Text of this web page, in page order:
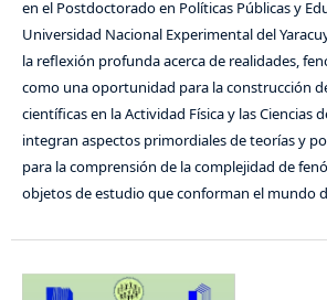
en el Postdoctorado en Políticas Públicas y
Universidad Nacional Experimental del
la reflexión profunda acerca de realidades,
como una oportunidad para la construcción
científicas en la Actividad Física y las Ciencias
integran aspectos primordiales de teorías y
para la comprensión de la complejidad de
objetos de estudio que conforman el mundo